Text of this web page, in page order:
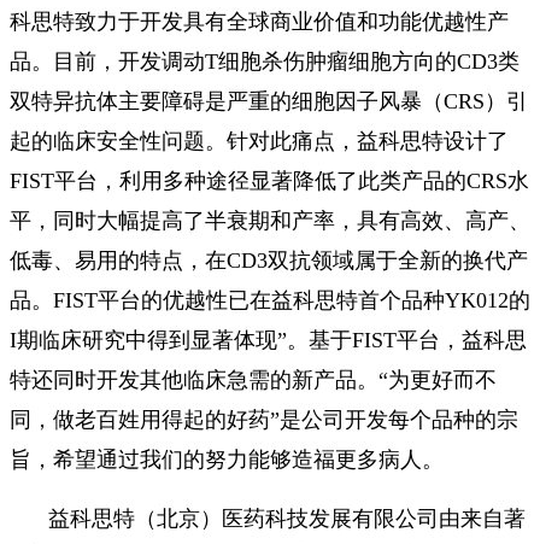
科思特致力于开发具有全球商业价值和功能优越性产
品。目前，开发调动T细胞杀伤肿瘤细胞方向的CD3类
双特异抗体主要障碍是严重的细胞因子风暴（CRS）引
起的临床安全性问题。针对此痛点，益科思特设计了
FIST平台，利用多种途径显著降低了此类产品的CRS水
平，同时大幅提高了半衰期和产率，具有高效、高产、
低毒、易用的特点，在CD3双抗领域属于全新的换代产
品。FIST平台的优越性已在益科思特首个品种YK012的
I期临床研究中得到显著体现”。基于FIST平台，益科思
特还同时开发其他临床急需的新产品。“为更好而不
同，做老百姓用得起的好药”是公司开发每个品种的宗
旨，希望通过我们的努力能够造福更多病人。
益科思特（北京）医药科技发展有限公司由来自著